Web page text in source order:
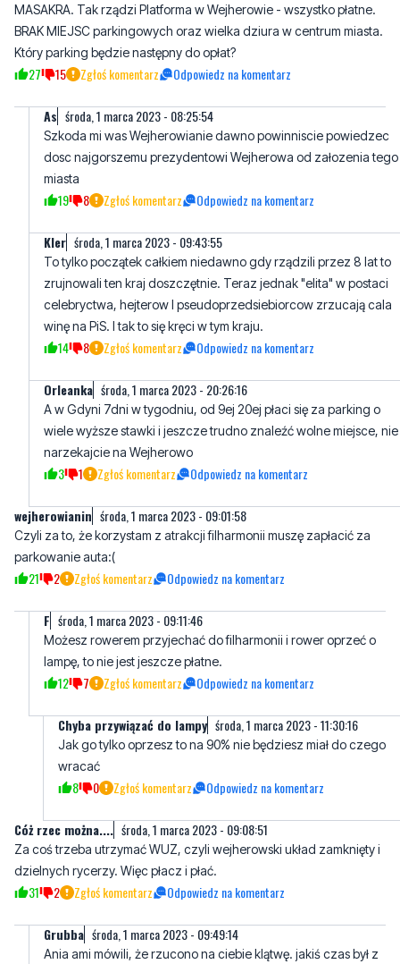
MASAKRA. Tak rządzi Platforma w Wejherowie - wszystko płatne.
BRAK MIEJSC parkingowych oraz wielka dziura w centrum miasta.
Który parking będzie następny do opłat?
27 15 Zgłoś komentarz Odpowiedz na komentarz
As środa, 1 marca 2023 - 08:25:54
Szkoda mi was Wejherowianie dawno powinniscie powiedzec
dosc najgorszemu prezydentowi Wejherowa od załozenia tego
miasta
19 8 Zgłoś komentarz Odpowiedz na komentarz
Kler środa, 1 marca 2023 - 09:43:55
To tylko początek całkiem niedawno gdy rządzili przez 8 lat to
zrujnowali ten kraj doszczętnie. Teraz jednak "elita" w postaci
celebryctwa, hejterow I pseudoprzedsiebiorcow zrzucają cala
winę na PiS. I tak to się kręci w tym kraju.
14 8 Zgłoś komentarz Odpowiedz na komentarz
Orleanka środa, 1 marca 2023 - 20:26:16
A w Gdyni 7dni w tygodniu, od 9ej 20ej płaci się za parking o
wiele wyższe stawki i jeszcze trudno znaleźć wolne miejsce, nie
narzekajcie na Wejherowo
3 1 Zgłoś komentarz Odpowiedz na komentarz
wejherowianin środa, 1 marca 2023 - 09:01:58
Czyli za to, że korzystam z atrakcji filharmonii muszę zapłacić za
parkowanie auta:(
21 2 Zgłoś komentarz Odpowiedz na komentarz
F środa, 1 marca 2023 - 09:11:46
Możesz rowerem przyjechać do filharmonii i rower oprzeć o
lampę, to nie jest jeszcze płatne.
12 7 Zgłoś komentarz Odpowiedz na komentarz
Chyba przywiązać do lampy środa, 1 marca 2023 - 11:30:16
Jak go tylko oprzesz to na 90% nie będziesz miał do czego
wracać
8 0 Zgłoś komentarz Odpowiedz na komentarz
Cóż rzec można.... środa, 1 marca 2023 - 09:08:51
Za coś trzeba utrzymać WUZ, czyli wejherowski układ zamknięty i
dzielnych rycerzy. Więc płacz i płać.
31 2 Zgłoś komentarz Odpowiedz na komentarz
Grubba środa, 1 marca 2023 - 09:49:14
Ania ami mówili, że rzucono na ciebie klątwę. jakiś czas był z